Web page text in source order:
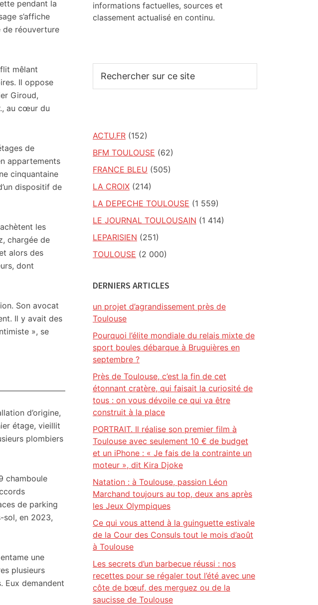
pendant la
s’affiche
de réouverture
mêlant
Il oppose
Giroud,
au cœur du
de
appartements
cinquantaine
dispositif de
les
chargée de
alors des
dont
Son avocat
Il y avait des
», se
d’origine,
étage, vieillit
plombiers
chamboule
de parking
sol, en 2023,
une
plusieurs
Eux demandent
informations factuelles, sources et
classement actualisé en continu.
sur
ACTU.FR (152)
BFM TOULOUSE (62)
FRANCE BLEU (505)
LA CROIX (214)
LA DEPECHE TOULOUSE (1 559)
LE JOURNAL TOULOUSAIN (1 414)
LEPARISIEN (251)
TOULOUSE (2 000)
DERNIERS ARTICLES
un projet d’agrandissement près de
Toulouse
Pourquoi l’élite mondiale du relais mixte de
sport boules débarque à Bruguières en
septembre ?
Près de Toulouse, c’est la fin de cet
étonnant cratère, qui faisait la curiosité de
tous : on vous dévoile ce qui va être
construit à la place
PORTRAIT. Il réalise son premier film à
Toulouse avec seulement 10 € de budget
et un iPhone : « Je fais de la contrainte un
moteur », dit Kira Djoke
Natation : à Toulouse, passion Léon
Marchand toujours au top, deux ans après
les Jeux Olympiques
Ce qui vous attend à la guinguette estivale
de la Cour des Consuls tout le mois d’août
à Toulouse
Les secrets d’un barbecue réussi : nos
recettes pour se régaler tout l’été avec une
côte de bœuf, des merguez ou de la
saucisse de Toulouse